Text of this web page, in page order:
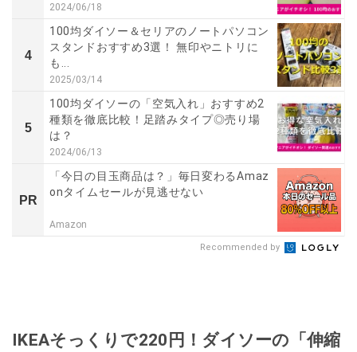
2024/06/18
4
100均ダイソー＆セリアのノートパソコン
スタンドおすすめ3選！ 無印やニトリに
も...
2025/03/14
5
100均ダイソーの「空気入れ」おすすめ2
種類を徹底比較！足踏みタイプ◎売り場
は？
2024/06/13
PR
「今日の目玉商品は？」毎日変わるAmaz
onタイムセールが見逃せない
Amazon
Recommended by
IKEAそっくりで220円！ダイソーの「伸縮